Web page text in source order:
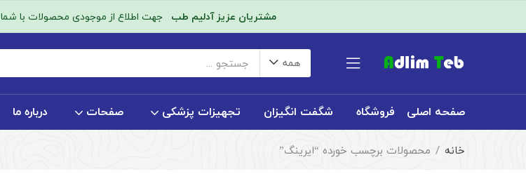
مشتریان عزیز آدلیم طب جهت اطلاع از موجودی محصولات با
همه
صفحه اصلی فروشگاه شگفت انگیزان تجهیزات پزشکی صفحات درباره ما
خانه محصولات برچسب خورده “ایرینگ”